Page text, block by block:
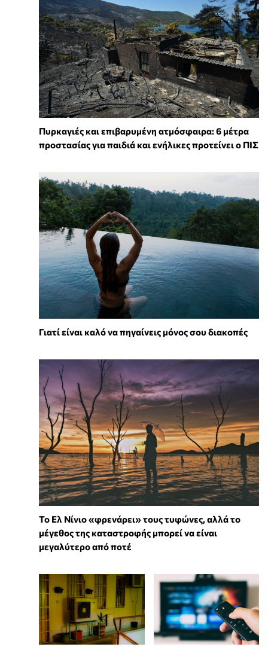
Πυρκαγιές και επιβαρυμένη ατμόσφαιρα: 6 μέτρα
προστασίας για παιδιά και ενήλικες προτείνει ο ΠΙΣ
Γιατί είναι καλό να πηγαίνεις μόνος σου διακοπές
Το Ελ Νίνιο «φρενάρει» τους τυφώνες, αλλά το
μέγεθος της καταστροφής μπορεί να είναι
μεγαλύτερο από ποτέ